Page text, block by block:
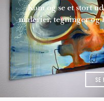
Kom og se et stort
malerier, tegninger
SE